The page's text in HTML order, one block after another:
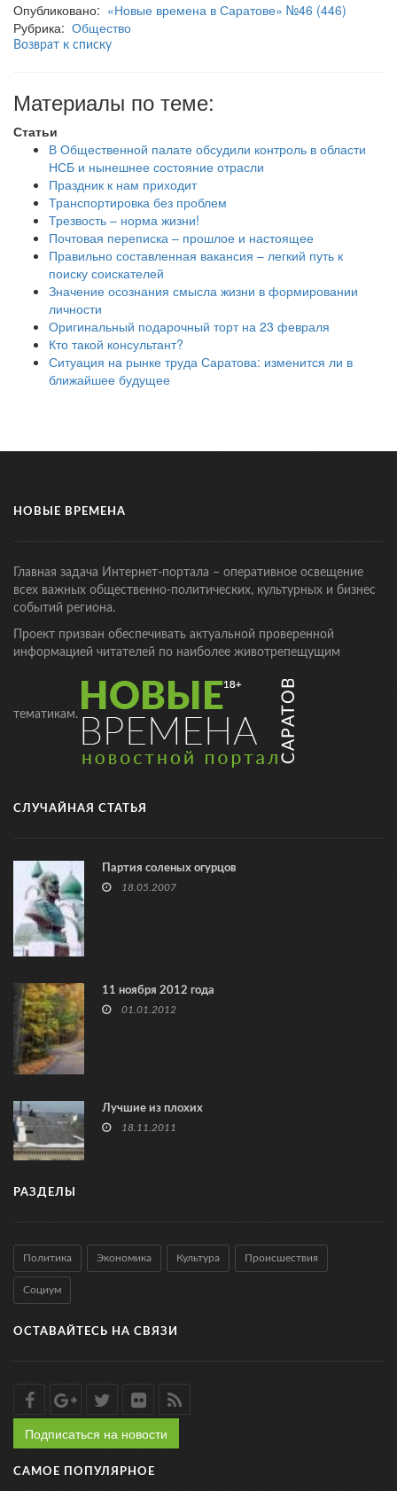
Опубликовано: «Новые времена в Саратове» №46 (446)
Рубрика: Общество
Возврат к списку
Материалы по теме:
Статьи
В Общественной палате обсудили контроль в области
НСБ и нынешнее состояние отрасли
Праздник к нам приходит
Транспортировка без проблем
Трезвость – норма жизни!
Почтовая переписка – прошлое и настоящее
Правильно составленная вакансия – легкий путь к
поиску соискателей
Значение осознания смысла жизни в формировании
личности
Оригинальный подарочный торт на 23 февраля
Кто такой консультант?
Ситуация на рынке труда Саратова: изменится ли в
ближайшее будущее
НОВЫЕ ВРЕМЕНА
Главная задача Интернет-портала – оперативное освещение
всех важных общественно-политических, культурных и бизнес
событий региона.
Проект призван обеспечивать актуальной проверенной
информацией читателей по наиболее животрепещущим
тематикам.
СЛУЧАЙНАЯ СТАТЬЯ
Партия соленых огурцов
18.05.2007
11 ноября 2012 года
01.01.2012
Лучшие из плохих
18.11.2011
РАЗДЕЛЫ
Политика Экономика Культура Происшествия
Социум
ОСТАВАЙТЕСЬ НА СВЯЗИ
Подписаться на новости
САМОЕ ПОПУЛЯРНОЕ